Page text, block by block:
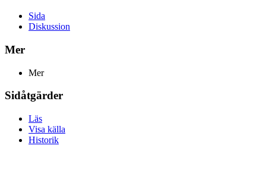
Sida
Diskussion
Mer
Mer
Sidåtgärder
Läs
Visa källa
Historik